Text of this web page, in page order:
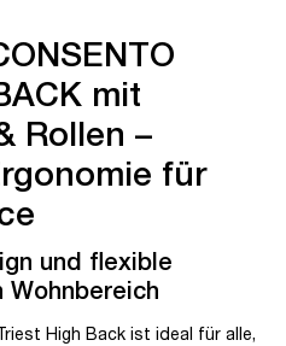
mit
Rollen –
für
und flexible
Wohnbereich
High Back ist ideal für alle,